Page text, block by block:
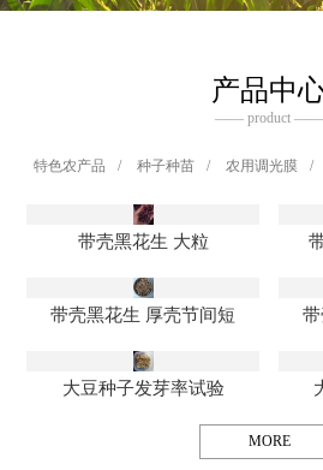
产品中
—— product ——
特色农产品 / 种子种苗 / 农用调光膜 /
带壳黑花生 大粒
带壳黑花生 厚壳节间短
大豆种子发芽率试验
MORE